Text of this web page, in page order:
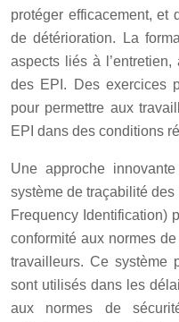
protéger efficacement, et
de détérioration. La
aspects liés à
des EPI. Des exercices
pour permettre aux
EPI dans des conditions
Une approche
système de traçabilité
Frequency Identification)
conformité aux normes
travailleurs. Ce système
sont utilisés dans les
aux normes de